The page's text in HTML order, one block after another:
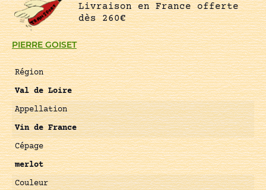
PIERRE GOISET
Région
Val de Loire
Appellation
Vin de France
Cépage
merlot
Couleur
Livraison en France offerte
dès 260€